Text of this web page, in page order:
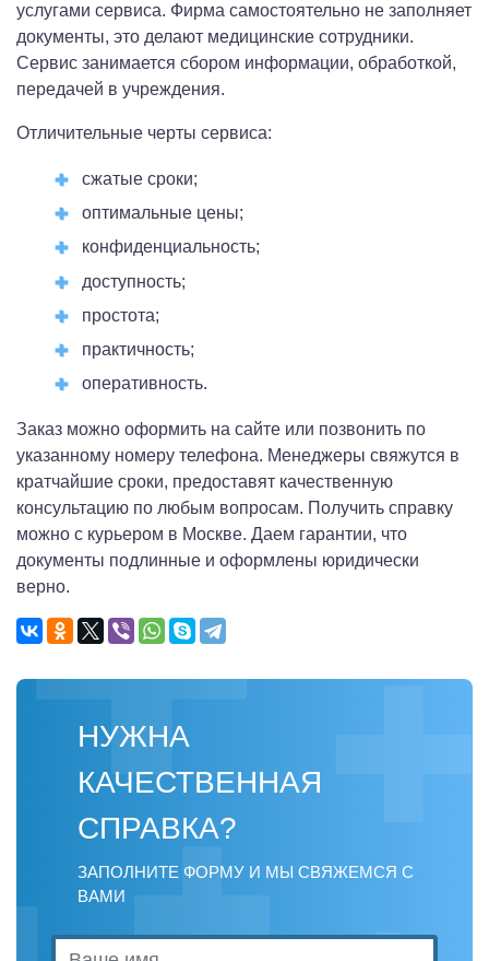
услугами сервиса. Фирма самостоятельно не заполняет
документы, это делают медицинские сотрудники.
Сервис занимается сбором информации, обработкой,
передачей в учреждения.
Отличительные черты сервиса:
сжатые сроки;
оптимальные цены;
конфиденциальность;
доступность;
простота;
практичность;
оперативность.
Заказ можно оформить на сайте или позвонить по
указанному номеру телефона. Менеджеры свяжутся в
кратчайшие сроки, предоставят качественную
консультацию по любым вопросам. Получить справку
можно с курьером в Москве. Даем гарантии, что
документы подлинные и оформлены юридически
верно.
НУЖНА
КАЧЕСТВЕННАЯ
СПРАВКА?
ЗАПОЛНИТЕ ФОРМУ И МЫ СВЯЖЕМСЯ С
ВАМИ